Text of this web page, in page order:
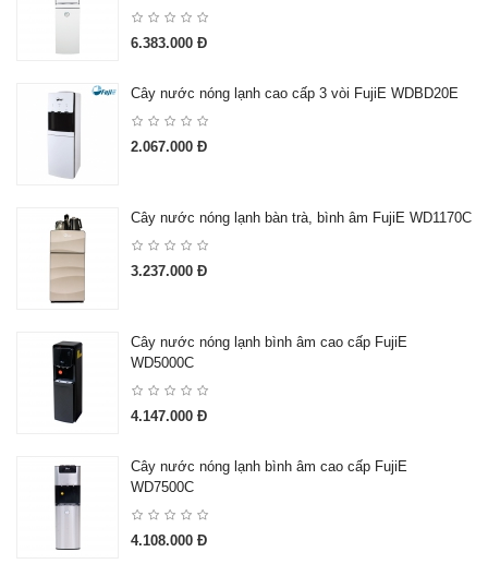
6.383.000 Đ
Cây nước nóng lạnh cao cấp 3 vòi FujiE WDBD20E
2.067.000 Đ
Cây nước nóng lạnh bàn trà, bình âm FujiE WD1170C
3.237.000 Đ
Cây nước nóng lạnh bình âm cao cấp FujiE
WD5000C
4.147.000 Đ
Cây nước nóng lạnh bình âm cao cấp FujiE
WD7500C
4.108.000 Đ